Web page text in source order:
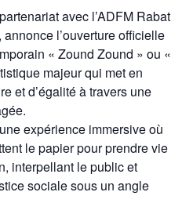
l’ouverture officielle
« Zound Zound » ou «
majeur qui met en
et d’égalité à travers une
expérience immersive où
le papier pour prendre vie
interpellant le public et
sociale sous un angle